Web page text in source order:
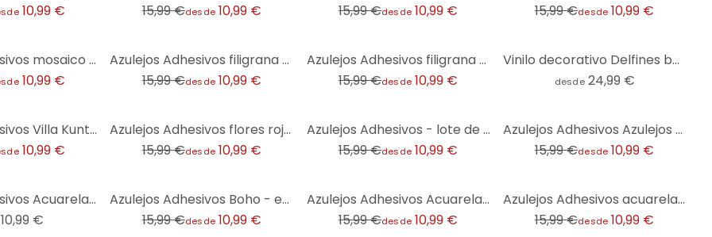
10,99 €
15,99 €desde 10,99 €
15,99 €desde 10,99 €
15,99 €desde 10,99 €
Azulejos Adhesivos mosaico 02 - lote de 12
10,99 €
Azulejos Adhesivos filigrana en espiga - rosa oscuro - lote de 12
15,99 €desde 10,99 €
Azulejos Adhesivos filigrana en espiga - menta - lote de 12
15,99 €desde 10,99 €
Vinilo decorativo Delfines bajo el agua - Redondo
desde 24,99 €
Azulejos Adhesivos Villa Kunterbunt - set de 12
10,99 €
Azulejos Adhesivos flores rojas - lote de 12
15,99 €desde 10,99 €
Azulejos Adhesivos - lote de 12
15,99 €desde 10,99 €
Azulejos Adhesivos Azulejos melocotón de Bohemia - lote de 12
15,99 €desde 10,99 €
Azulejos Adhesivos Acuarela - Flor verde - lote de 12
10,99 €
Azulejos Adhesivos Boho - espiga rosa salvia verde - lote de 12
15,99 €desde 10,99 €
Azulejos Adhesivos Acuarela - Cuadrados diagonales - Verde - Lote de 12
15,99 €desde 10,99 €
Azulejos Adhesivos acuarela hojas - lote de 12
15,99 €desde 10,99 €